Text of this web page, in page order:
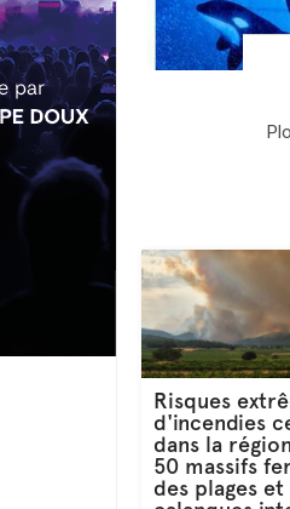
Risques
d'incendies
dans la
50 massifs
des plages et